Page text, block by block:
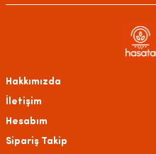
Hakkımızda
İletişim
Hesabım
Sipariş Takip